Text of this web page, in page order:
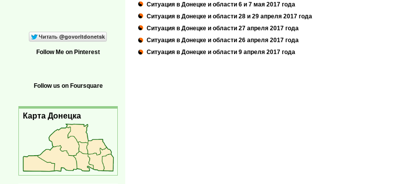
Ситуация в Донецке и области 6 и 7 мая 2017 года
Ситуация в Донецке и области 28 и 29 апреля 2017 года
Ситуация в Донецке и области 27 апреля 2017 года
Ситуация в Донецке и области 26 апреля 2017 года
Ситуация в Донецке и области 9 апреля 2017 года
Follow Me on Pinterest
Follow us on Foursquare
Карта Донецка